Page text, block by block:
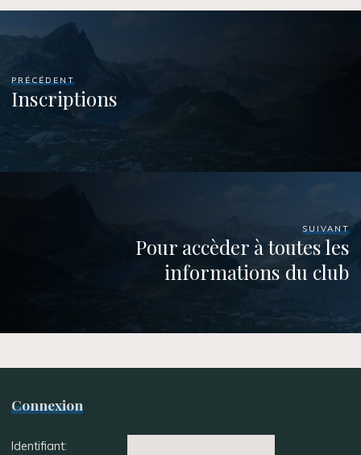
PRÉCÉDENT
Inscriptions
SUIVANT
Pour accèder à toutes les
informations du club
Connexion
Identifiant: